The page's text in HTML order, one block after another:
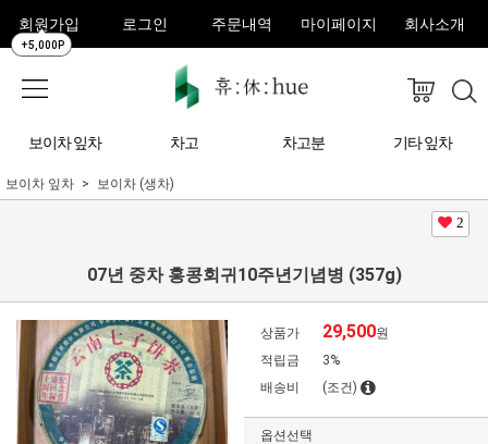
회원가입
+5,000P
로그인 주문내역 마이페이지 회사소개
보이차 잎차 차고 차고분 기타 잎차
보이차 잎차 보이차 (생차)
2
07년 중차 홍콩회귀10주년기념병 (357g)
상품가 29,500원
적립금
3%
배송비
(조건)
옵션선택